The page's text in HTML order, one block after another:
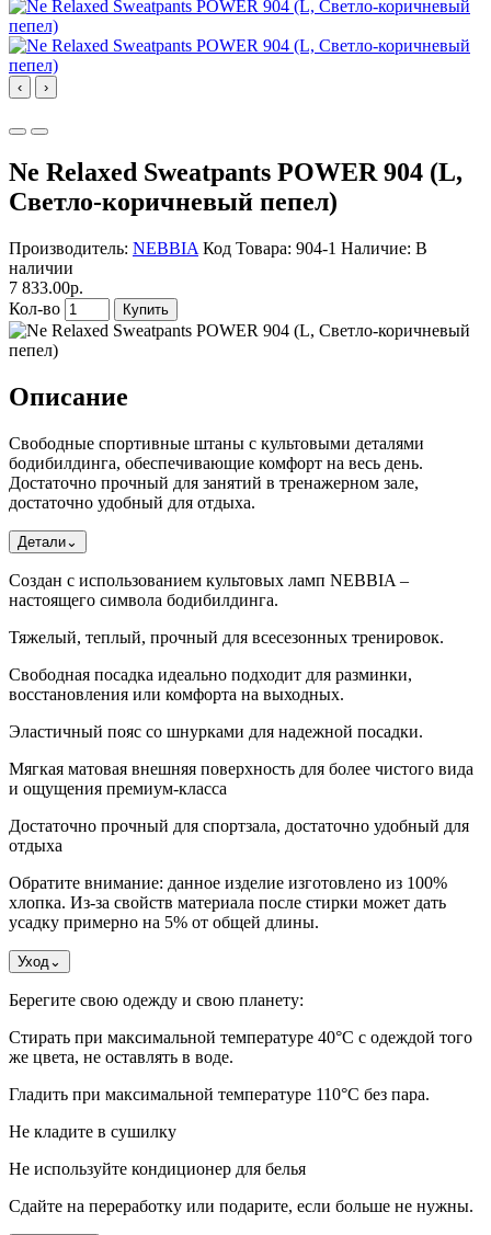
‹ ›
Ne Relaxed Sweatpants POWER 904 (L,
Светло-коричневый пепел)
Производитель: NEBBIA Код Товара: 904-1 Наличие: В
наличии
7 833.00р.
Кол-во
Купить
Описание
Свободные спортивные штаны с культовыми деталями
бодибилдинга, обеспечивающие комфорт на весь день.
Достаточно прочный для занятий в тренажерном зале,
достаточно удобный для отдыха.
Детали⌄
Создан с использованием культовых ламп NEBBIA –
настоящего символа бодибилдинга.
Тяжелый, теплый, прочный для всесезонных тренировок.
Свободная посадка идеально подходит для разминки,
восстановления или комфорта на выходных.
Эластичный пояс со шнурками для надежной посадки.
Мягкая матовая внешняя поверхность для более чистого вида
и ощущения премиум-класса
Достаточно прочный для спортзала, достаточно удобный для
отдыха
Обратите внимание: данное изделие изготовлено из 100%
хлопка. Из-за свойств материала после стирки может дать
усадку примерно на 5% от общей длины.
Уход ⌄
Берегите свою одежду и свою планету:
Стирать при максимальной температуре 40°C с одеждой того
же цвета, не оставлять в воде.
Гладить при максимальной температуре 110°С без пара.
Не кладите в сушилку
Не используйте кондиционер для белья
Сдайте на переработку или подарите, если больше не нужны.